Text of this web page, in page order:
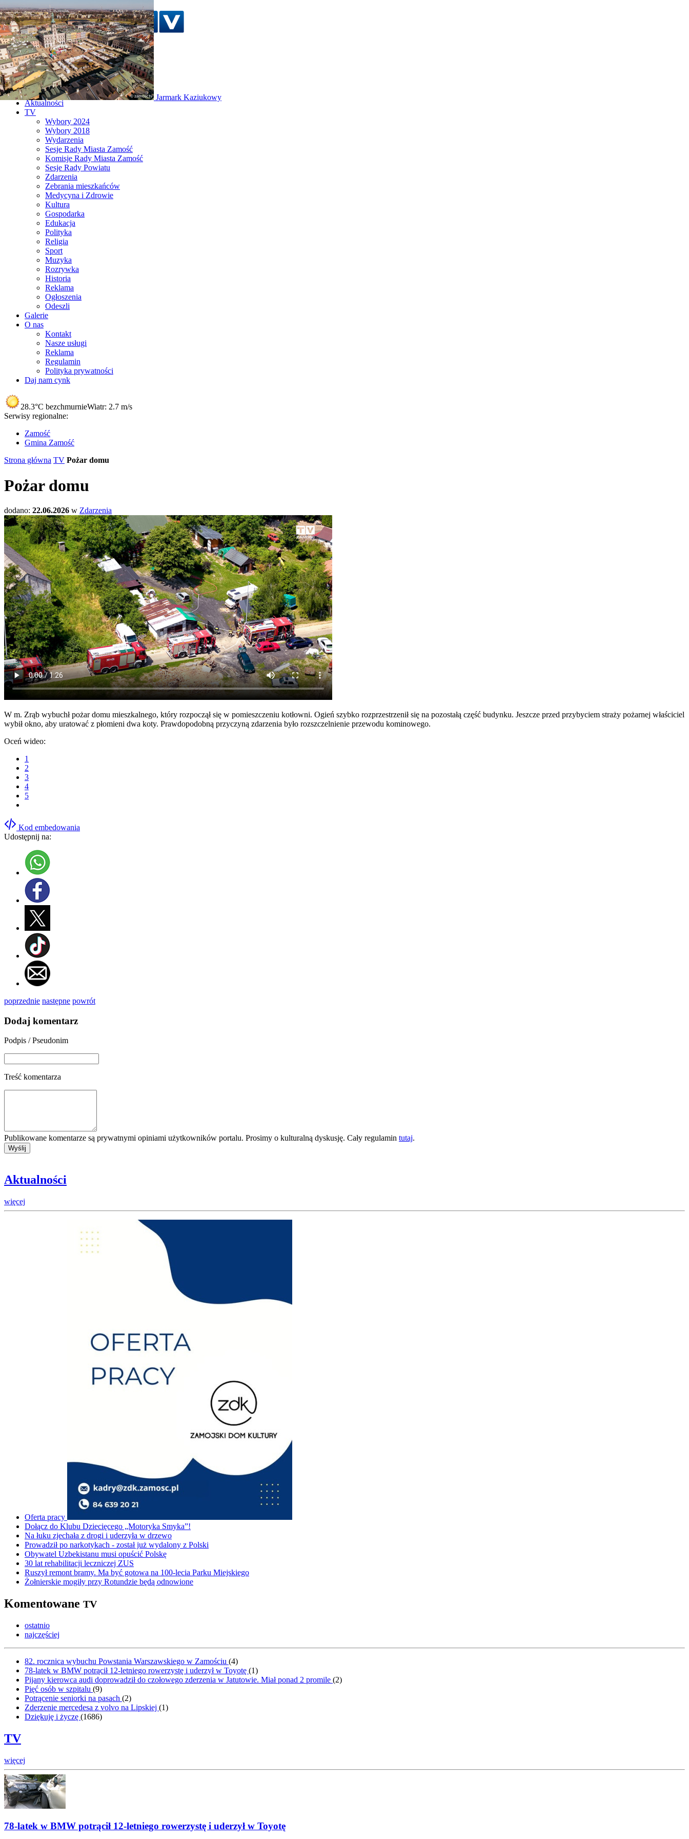
Szukaj w serwisie
Strona główna
Aktualności
TV
Wybory 2024
Wybory 2018
Wydarzenia
Sesje Rady Miasta Zamość
Komisje Rady Miasta Zamość
Sesje Rady Powiatu
Zdarzenia
Zebrania mieszkańców
Medycyna i Zdrowie
Kultura
Gospodarka
Edukacja
Polityka
Religia
Sport
Muzyka
Rozrywka
Historia
Reklama
Ogłoszenia
Odeszli
Galerie
O nas
Kontakt
Nasze usługi
Reklama
Regulamin
Polityka prywatności
Daj nam cynk
28.3°C bezchmurnieWiatr: 2.7 m/s
Serwisy regionalne:
Zamość
Gmina Zamość
Strona główna TV Pożar domu
Pożar domu
dodano: 22.06.2026 w Zdarzenia
W m. Zrąb wybuchł pożar domu mieszkalnego, który rozpoczął się w pomieszczeniu kotłowni. Ogień szybko rozprzestrzenił się na pozostałą część budynku. Jeszcze przed przybyciem straży pożarnej właściciel
wybił okno, aby uratować z płomieni dwa koty. Prawdopodobną przyczyną zdarzenia było rozszczelnienie przewodu kominowego.
Oceń wideo:
1
2
3
4
5
Kod embedowania
Udostępnij na:
poprzednie następne powrót
Dodaj komentarz
Podpis / Pseudonim
Treść komentarza
Publikowane komentarze są prywatnymi opiniami użytkowników portalu. Prosimy o kulturalną dyskusję. Cały regulamin tutaj.
Aktualności
więcej
Oferta pracy
Dołącz do Klubu Dziecięcego „Motoryka Smyka”!
Na łuku zjechała z drogi i uderzyła w drzewo
Prowadził po narkotykach - został już wydalony z Polski
Obywatel Uzbekistanu musi opuścić Polskę
30 lat rehabilitacji leczniczej ZUS
Ruszył remont bramy. Ma być gotowa na 100-lecia Parku Miejskiego
Żołnierskie mogiły przy Rotundzie będą odnowione
Komentowane TV
ostatnio
najczęściej
82. rocznica wybuchu Powstania Warszawskiego w Zamościu (4)
78-latek w BMW potrącił 12-letniego rowerzystę i uderzył w Toyotę (1)
Pijany kierowca audi doprowadził do czołowego zderzenia w Jatutowie. Miał ponad 2 promile (2)
Pięć osób w szpitalu (9)
Potrącenie seniorki na pasach (2)
Zderzenie mercedesa z volvo na Lipskiej (1)
Dziękuję i życzę (1686)
TV
więcej
78-latek w BMW potrącił 12-letniego rowerzystę i uderzył w Toyotę
Jarmark Kaziukowy